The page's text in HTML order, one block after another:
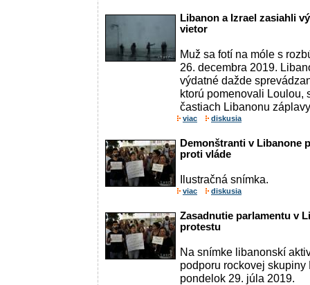
Libanon a Izrael zasiahli
vietor
Muž sa fotí na móle s
26. decembra 2019.
výdatné dažde
ktorú pomenovali Loulou,
častiach Libanonu
viac diskusia
Demonštranti v Libanone
proti vláde
Ilustračná snímka.
viac diskusia
Zasadnutie parlamentu v
protestu
Na snímke libanonskí
podporu rockovej
pondelok 29. júla 2019.